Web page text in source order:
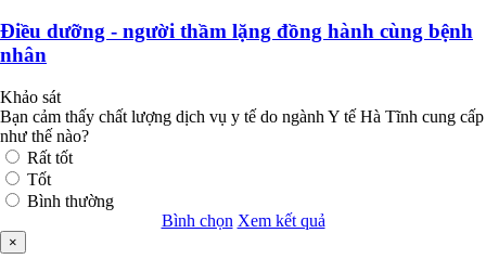
Điều dưỡng - người thầm lặng đồng hành cùng bệnh
nhân
Khảo sát
Bạn cảm thấy chất lượng dịch vụ y tế do ngành Y tế Hà Tĩnh cung cấp
như thế nào?
Rất tốt
Tốt
Bình thường
Bình chọn Xem kết quả
×